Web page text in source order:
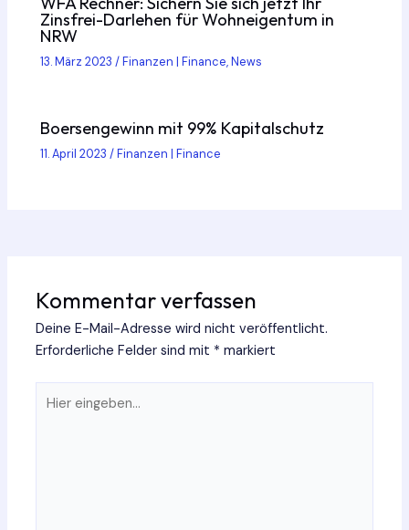
Zinsfrei-Darlehen für Wohneigentum in
NRW
13. März 2023/Finanzen | Finance,News
Boersengewinn mit 99% Kapitalschutz
11. April 2023/Finanzen | Finance
Kommentar verfassen
Deine E-Mail-Adresse wird nicht veröffentlicht.
Erforderliche Felder sind mit * markiert
eingeben…